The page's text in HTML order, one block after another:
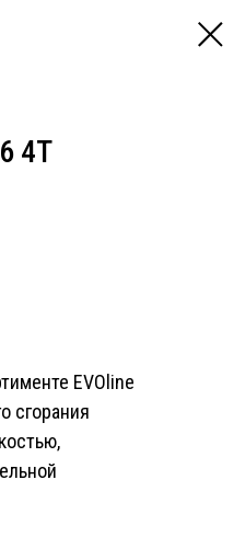
4T
EVOline
сгорания